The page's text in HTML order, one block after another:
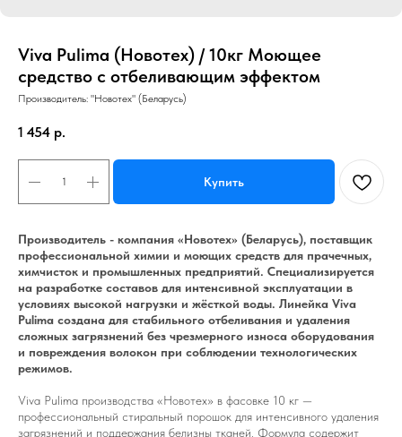
Viva Pulima (Новотех) / 10кг Моющее
средство с отбеливающим эффектом
Производитель: "Новотех" (Беларусь)
1 454 р.
Купить
Производитель - компания «Новотех» (Беларусь), поставщик
профессиональной химии и моющих средств для прачечных,
химчисток и промышленных предприятий. Специализируется
на разработке составов для интенсивной эксплуатации в
условиях высокой нагрузки и жёсткой воды. Линейка Viva
Pulima создана для стабильного отбеливания и удаления
сложных загрязнений без чрезмерного износа оборудования
и повреждения волокон при соблюдении технологических
режимов.
Viva Pulima производства «Новотех» в фасовке 10 кг —
профессиональный стиральный порошок для интенсивного удаления
загрязнений и поддержания белизны тканей. Формула содержит